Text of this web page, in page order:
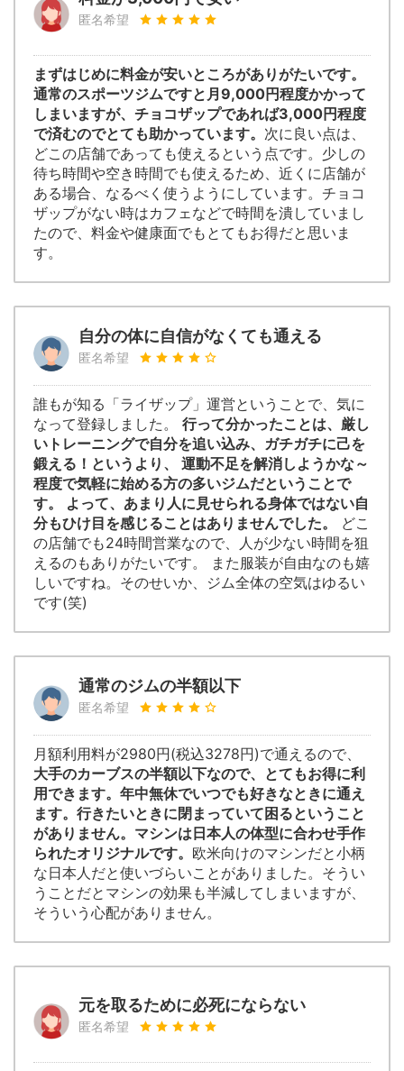
匿名希望
まずはじめに料金が安いところがありがたいです。
通常のスポーツジムですと月9,000円程度かかって
しまいますが、チョコザップであれば3,000円程度
で済むのでとても助かっています。 次に良い点は、
どこの店舗であっても使えるという点です。少しの
待ち時間や空き時間でも使えるため、近くに店舗が
ある場合、なるべく使うようにしています。チョコ
ザップがない時はカフェなどで時間を潰していまし
たので、料金や健康面でもとてもお得だと思いま
す。
自分の体に自信がなくても通える
匿名希望
誰もが知る「ライザップ」運営ということで、気に
なって登録しました。 行って分かったことは、厳し
いトレーニングで自分を追い込み、ガチガチに己を
鍛える！というより、 運動不足を解消しようかな～
程度で気軽に始める方の多いジムだということで
す。 よって、あまり人に見せられる身体ではない自
分もひけ目を感じることはありませんでした。
どこ
の店舗でも24時間営業なので、人が少ない時間を狙
えるのもありがたいです。 また服装が自由なのも嬉
しいですね。そのせいか、ジム全体の空気はゆるい
です(笑)
通常のジムの半額以下
匿名希望
月額利用料が2980円(税込3278円)で通えるので、
大手のカーブスの半額以下なので、とてもお得に利
用できます。年中無休でいつでも好きなときに通え
ます。行きたいときに閉まっていて困るということ
がありません。マシンは日本人の体型に合わせ手作
られたオリジナルです。 欧米向けのマシンだと小柄
な日本人だと使いづらいことがありました。そうい
うことだとマシンの効果も半減してしまいますが、
そういう心配がありません。
元を取るために必死にならない
匿名希望